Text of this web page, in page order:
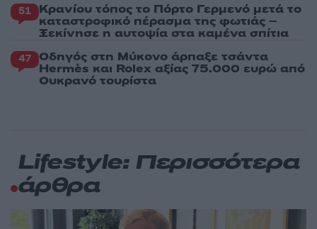
51 Κρανίου τόπος το Πόρτο Γερμενό μετά το
καταστροφικό πέρασμα της φωτιάς –
Ξεκίνησε η αυτοψία στα καμένα σπίτια
47 Οδηγός στη Μύκονο άρπαξε τσάντα
Hermès και Rolex αξίας 75.000 ευρώ από
Ουκρανό τουρίστα
Lifestyle: Περισσότερα
άρθρα